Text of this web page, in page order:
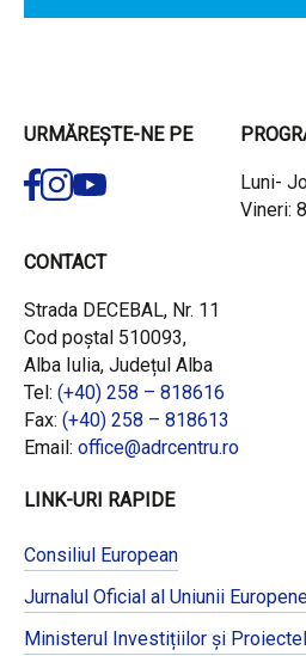
URMĂREȘTE-NE PE
Luni-
Vineri:
CONTACT
Strada DECEBAL, Nr. 11
Cod poștal 510093,
Alba Iulia, Județul Alba
Tel: (+40) 258 – 818616
Fax: (+40) 258 – 818613
Email: office@adrcentru.ro
LINK-URI RAPIDE
Consiliul European
Jurnalul Oficial al Uniunii
Ministerul Investițiilor și